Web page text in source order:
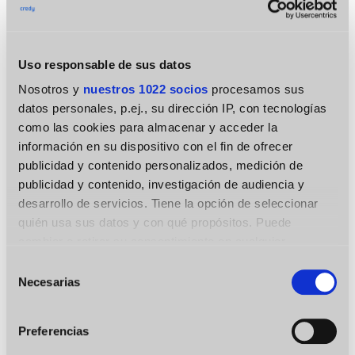
Uso responsable de sus datos
Nosotros y nuestros 1022 socios procesamos sus
datos personales, p.ej., su dirección IP, con tecnologías
como las cookies para almacenar y acceder la
información en su dispositivo con el fin de ofrecer
publicidad y contenido personalizados, medición de
publicidad y contenido, investigación de audiencia y
desarrollo de servicios. Tiene la opción de seleccionar
quién usa sus datos y con qué propósitos. Puede
el Menú de consentimiento.
Recopilar información sobre su ubicación
Necesarias
Preferencias
los fondos se transfieren a la cuenta bancaria
unos minutos y un día laborable.
Paso 5: Gestión del préstamo
y amortización
En el área de usuario, el usuario puede:
seguir el calendario de pagos;
realizar pagos anticipados sin
descargar documentos y extractos;
ponerse en contacto con el servicio de
atención al cliente a través del número